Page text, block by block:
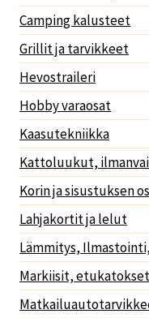
Camping kalusteet
Grillit ja tarvikkeet
Hevostraileri
Hobby varaosat
Kaasutekniikka
Kattoluukut,
Korin ja sisustuksen
Lahjakortit ja lelut
Lämmitys,
Markiisit,